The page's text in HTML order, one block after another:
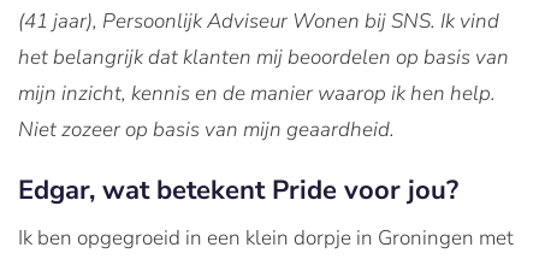
(41 jaar), Persoonlijk Adviseur Wonen bij SNS. Ik vind
het belangrijk dat klanten mij beoordelen op basis van
mijn inzicht, kennis en de manier waarop ik hen help.
Niet zozeer op basis van mijn geaardheid.
Edgar, wat betekent Pride voor jou?
Ik ben opgegroeid in een klein dorpje in Groningen met